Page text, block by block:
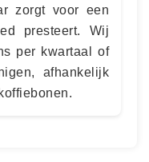
zorgt voor een
presteert. Wij
per kwartaal of
afhankelijk